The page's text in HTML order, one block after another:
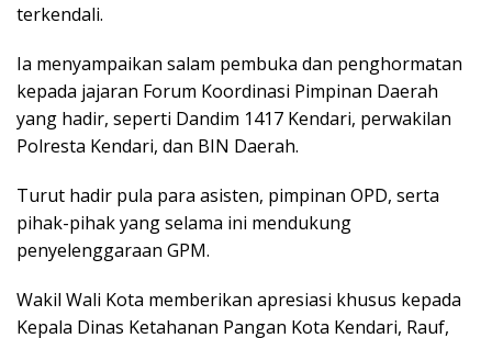
terkendali.
Ia menyampaikan salam pembuka dan penghormatan
kepada jajaran Forum Koordinasi Pimpinan Daerah
yang hadir, seperti Dandim 1417 Kendari, perwakilan
Polresta Kendari, dan BIN Daerah.
Turut hadir pula para asisten, pimpinan OPD, serta
pihak-pihak yang selama ini mendukung
penyelenggaraan GPM.
Wakil Wali Kota memberikan apresiasi khusus kepada
Kepala Dinas Ketahanan Pangan Kota Kendari, Rauf,